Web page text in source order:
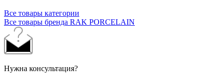
Все товары категории
Все товары бренда RAK PORCELAIN
Нужна консультация?